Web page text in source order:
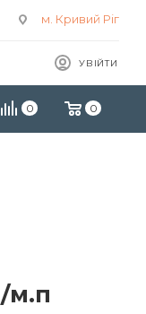
м. Кривий Ріг
УВІЙТИ
0 0
/м.п